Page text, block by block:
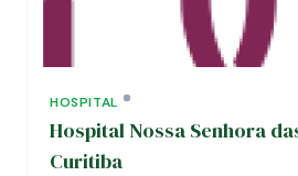
HOSPITAL
Hospital Nossa Senhora
Curitiba